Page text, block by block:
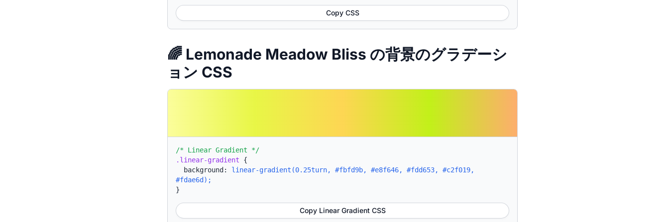
Copy CSS
🌈 Lemonade Meadow Bliss の背景のグラデーシ
ョン CSS
/* Linear Gradient */
.linear-gradient {
background: linear-gradient(0.25turn, #fbfd9b, #e8f646, #fdd653, #c2f019,
#fdae6d);
}
Copy Linear Gradient CSS